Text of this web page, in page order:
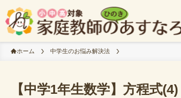
ホーム 中学生のお悩み解決法
【中学1年生数学】方程式(4)